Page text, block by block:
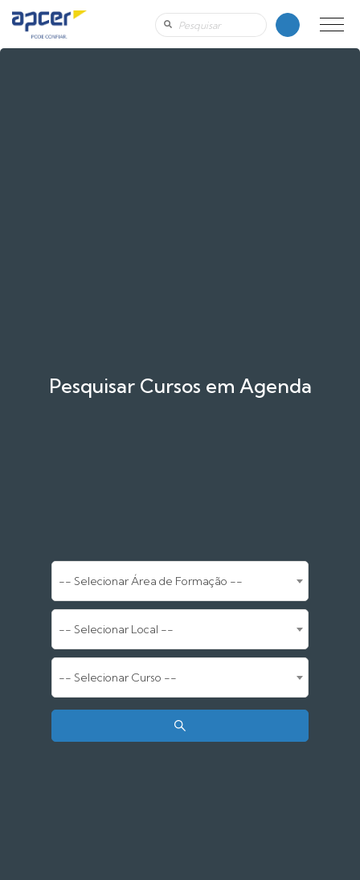
Pesquisar Cursos em Agenda
-- Selecionar Área de Formação --
-- Selecionar Local --
-- Selecionar Curso --